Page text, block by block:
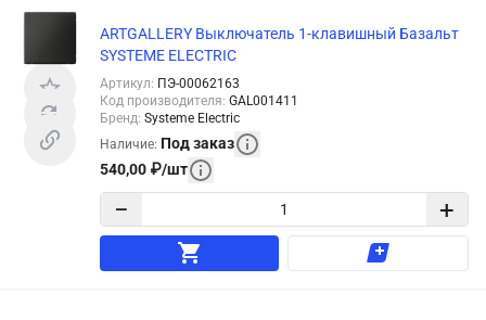
ARTGALLERY Выключатель 1-клавишный Базальт
SYSTEME ELECTRIC
Артикул: ПЭ-00062163
Код производителя: GAL001411
Бренд: Systeme Electric
Наличие: Под заказ
540,00 ₽/шт
− +